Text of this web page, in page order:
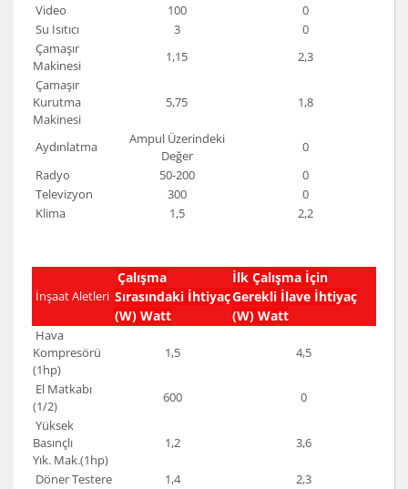
Video
100
0
Su Isıtıcı
3
0
Çamaşır
Makinesi
1,15
2,3
Çamaşır
Kurutma
Makinesi
5,75 1,8
Aydınlatma
Ampul Üzerindeki
Değer
0
Radyo
50-200
0
Televizyon
300
0
Klima
1,5 2,2
İnşaat Aletleri
Çalışma
Sırasındaki İhtiyaç
(W) Watt
İlk Çalışma İçin
Gerekli İlave İhtiyaç
(W) Watt
Hava
Kompresörü
(1hp)
1,5 4,5
El Matkabı
(1/2)
600
0
Yüksek
Basınçlı
Yık. Mak.(1hp)
1,2 3,6
Döner Testere 1,4
2,3